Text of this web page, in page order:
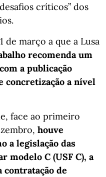
críticos” dos
março a que a Lusa
recomenda um
a publicação
concretização a nível
face ao primeiro
houve
a legislação das
modelo C (USF C), a
contratação de